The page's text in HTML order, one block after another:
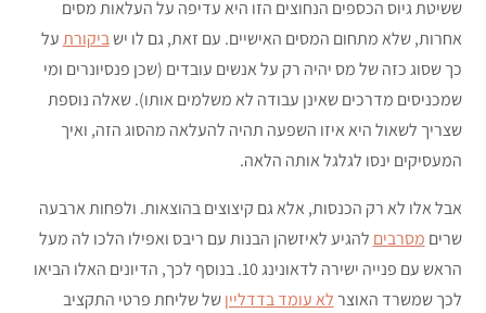
ששיטת גיוס הכספים הנחוצים הזו היא עדיפה על העלאות מסים
אחרות, שלא מתחום המסים האישיים. עם זאת, גם לו ישביקורתעל
כך שסוג כזה של מס יהיה רק על אנשים עובדים (שכן פנסיונרים ומי
שמכניסים מדרכים שאינן עבודה לא משלמים אותו). שאלה נוספת
שצריך לשאול היא איזו השפעה תהיה להעלאה מהסוג הזה, ואיך
המעסיקים ינסו לגלגל אותה הלאה.
אבל אלו לא רק הכנסות, אלא גם קיצוצים בהוצאות. ולפחות ארבעה
שרים מסרבים להגיע לאיזשהן הבנות עם ריבס ואפילו הלכו לה מעל
הראש עם פנייה ישירה לדאונינג 10. בנוסף לכך, הדיונים האלו הביאו
לכך שמשרד האוצרלא עומד בדדלייןשל שליחת פרטי התקציב